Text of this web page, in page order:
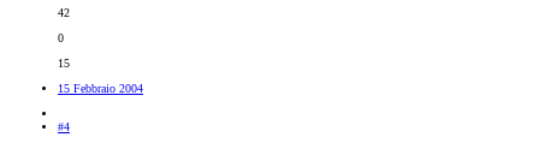
42
0
15
15 Febbraio 2004
#4